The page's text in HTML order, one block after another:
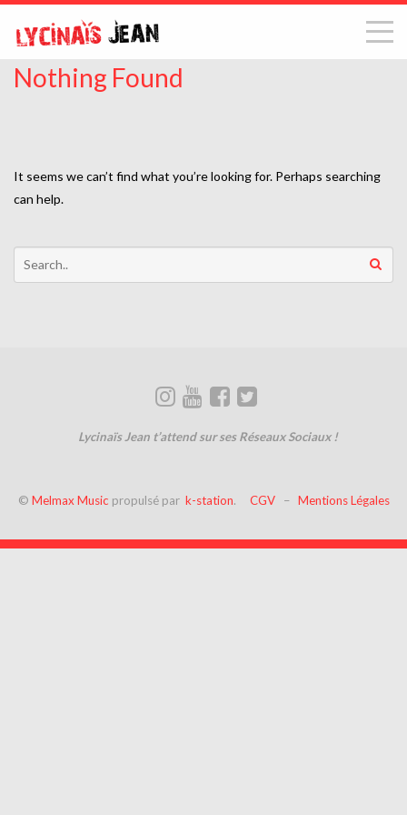
Nothing Found
It seems we can’t find what you’re looking for. Perhaps searching
can help.
Lycinaïs Jean t’attend sur ses Réseaux Sociaux !
© Melmax Music propulsé par k-station. CGV – Mentions Légales